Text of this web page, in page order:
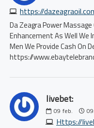
Da Zeagra Power
Enhancement As Well We
Men We Provide Cash On
https://
livebet:
09 feb.
Https://